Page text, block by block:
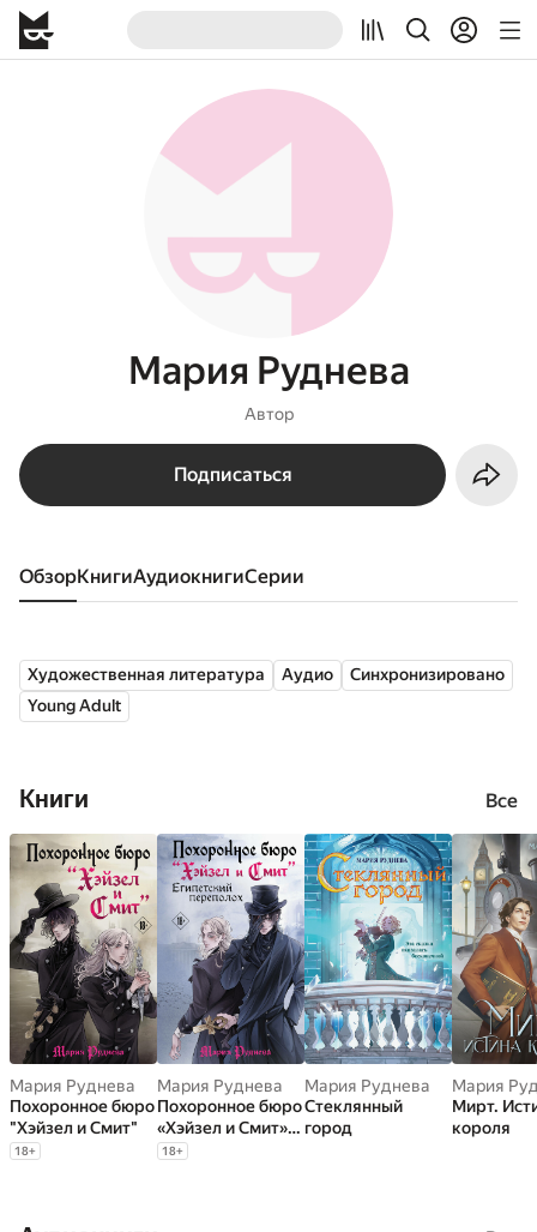
Мария Руднева
Автор
Подписаться
Обзор книги аудиокниги серии
Художественная литература Аудио
Синхронизировано
Young Adult
Книги Все
Мария Руднева
Похоронное бюро
"Хэйзел и Смит"
18+
Мария Руднева
Похоронное бюро
«Хэйзел и Смит».
Египетский
18+
Мария Руднева
Стеклянный
город
Мария
Мирт.
короля